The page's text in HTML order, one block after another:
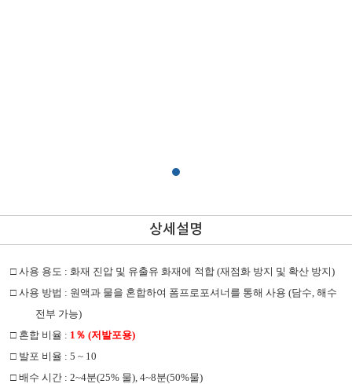
상세설명
□사용 용도 :화재 진압 및 유출유 화재에 적합(재점화 방지 및 확산 방지)
□사용 방법 : 원액과 물을 혼합하여 폼프로포셔너를 통해 사용(담수,해수
전부 가능)
□ 혼합 비율 : 1 ％(저발포용)
□ 발포 비율 : 5 ~ 10
□배수 시간 : 2~4분(25% 물), 4~8분(50%물)